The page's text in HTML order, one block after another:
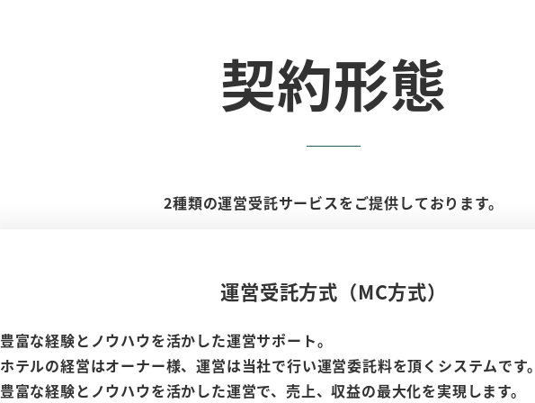
契約形態
2種類の運営受託サービスをご提供しております。
運営受託方式（MC方式）
豊富な経験とノウハウを活かした運営サポート。
ホテルの経営はオーナー様、運営は当社で行い運営委託料を頂くシステムです
豊富な経験とノウハウを活かした運営で、売上、収益の最大化を実現します。